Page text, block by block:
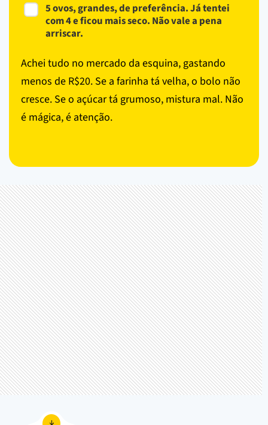
5 ovos, grandes, de preferência. Já tentei
com 4 e ficou mais seco. Não vale a pena
arriscar.
Achei tudo no mercado da esquina, gastando
menos de R$20. Se a farinha tá velha, o bolo não
cresce. Se o açúcar tá grumoso, mistura mal. Não
é mágica, é atenção.